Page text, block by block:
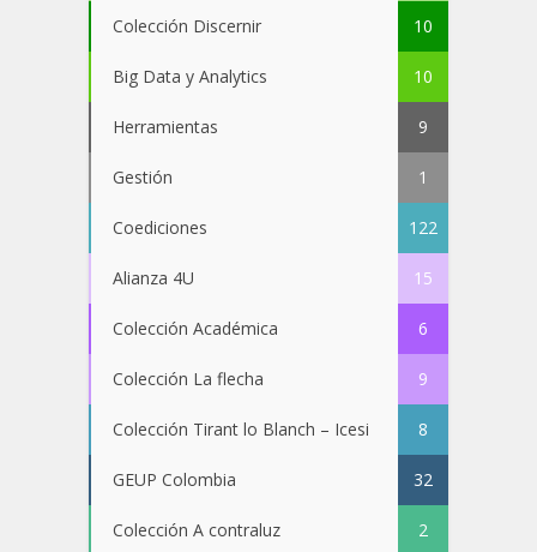
Colección Discernir 10
Big Data y Analytics 10
Herramientas 9
Gestión 1
Coediciones 122
Alianza 4U 15
Colección Académica 6
Colección La flecha 9
Colección Tirant lo Blanch – Icesi 8
GEUP Colombia 32
Colección A contraluz 2